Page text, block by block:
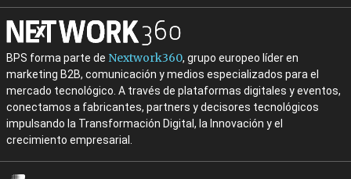
BPS forma parte de Nextwork360, grupo europeo líder en
marketing B2B, comunicación y medios especializados para el
mercado tecnológico. A través de plataformas digitales y eventos,
conectamos a fabricantes, partners y decisores tecnológicos
impulsando la Transformación Digital, la Innovación y el
crecimiento empresarial.